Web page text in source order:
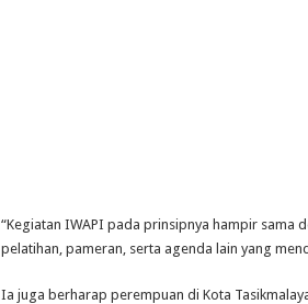
“Kegiatan IWAPI pada prinsipnya hampir sama
pelatihan, pameran, serta agenda lain yang
Ia juga berharap perempuan di Kota